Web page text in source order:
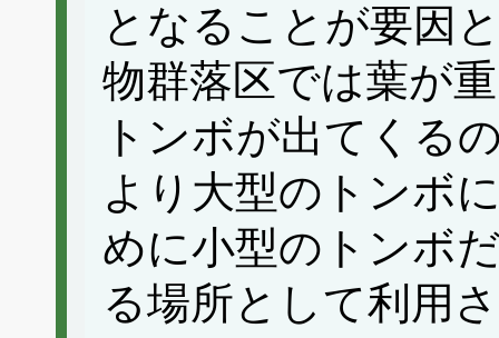
となることが要因
物群落区では葉が
トンボが出てくる
より大型のトンボ
めに小型のトンボ
る場所として利用